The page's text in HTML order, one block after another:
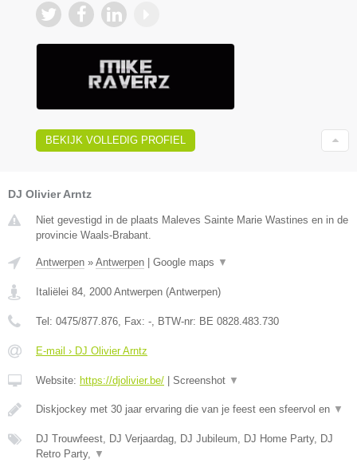
BEKIJK VOLLEDIG PROFIEL
DJ Olivier Arntz
Niet gevestigd in de plaats Maleves Sainte Marie Wastines en in de
provincie Waals-Brabant.
Antwerpen » Antwerpen Google maps ▼
Italiëlei 84, 2000 Antwerpen (Antwerpen)
Tel: 0475/877.876, Fax: -, BTW-nr: BE 0828.483.730
E-mail › DJ Olivier Arntz
Website: https://djolivier.be/ Screenshot ▼
Diskjockey met 30 jaar ervaring die van je feest een sfeervol en ▼
DJ Trouwfeest, DJ Verjaardag, DJ Jubileum, DJ Home Party, DJ
Retro Party, ▼